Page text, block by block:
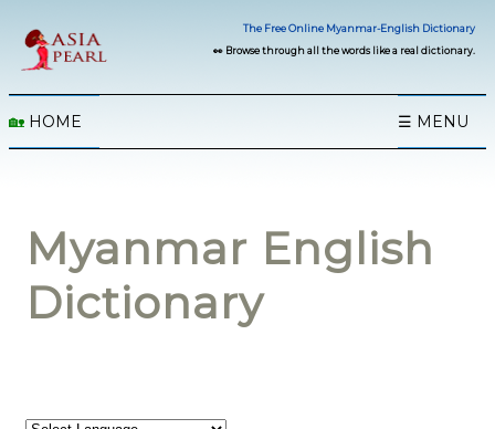
The Free Online Myanmar-English Dictionary
👀 Browse through all the words like a real dictionary.
🏡 HOME ☰ MENU
Myanmar English
Dictionary